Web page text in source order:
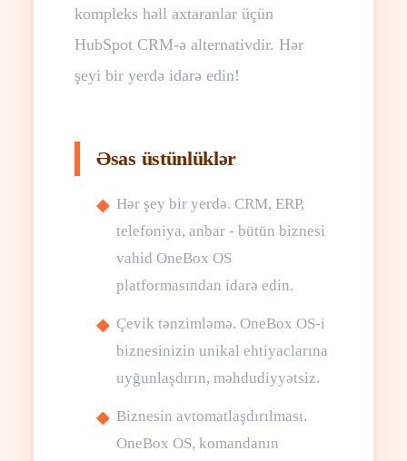
kompleks həll axtaranlar üçün
HubSpot CRM-ə alternativdir. Hər
şeyi bir yerdə idarə edin!
Əsas üstünlüklər
Hər şey bir yerdə. CRM, ERP,
telefoniya, anbar - bütün biznesi
vahid OneBox OS
platformasından idarə edin.
Çevik tənzimləmə. OneBox OS-i
biznesinizin unikal ehtiyaclarına
uyğunlaşdırın, məhdudiyyətsiz.
Biznesin avtomatlaşdırılması.
OneBox OS, komandanın